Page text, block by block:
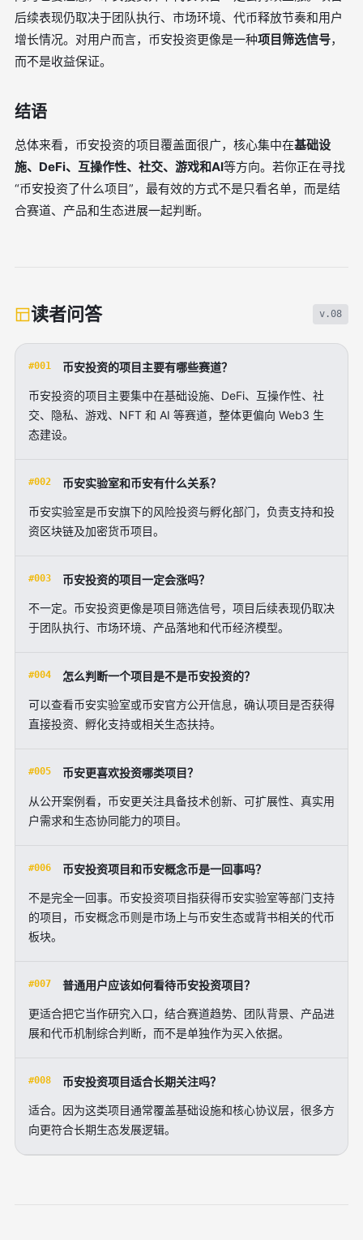
后续表现仍取决于团队执行、市场环境、代币释放节奏和用户
增长情况。对用户而言，币安投资更像是一种项目筛选信号，
而不是收益保证。
结语
总体来看，币安投资的项目覆盖面很广，核心集中在基础设
施、DeFi、互操作性、社交、游戏和AI等方向。若你正在寻找
“币安投资了什么项目”，最有效的方式不是只看名单，而是结
合赛道、产品和生态进展一起判断。
读者问答 v.08
#001 币安投资的项目主要有哪些赛道？
币安投资的项目主要集中在基础设施、DeFi、互操作性、社
交、隐私、游戏、NFT 和 AI 等赛道，整体更偏向 Web3 生
态建设。
#002 币安实验室和币安有什么关系？
币安实验室是币安旗下的风险投资与孵化部门，负责支持和投
资区块链及加密货币项目。
#003 币安投资的项目一定会涨吗？
不一定。币安投资更像是项目筛选信号，项目后续表现仍取决
于团队执行、市场环境、产品落地和代币经济模型。
#004 怎么判断一个项目是不是币安投资的？
可以查看币安实验室或币安官方公开信息，确认项目是否获得
直接投资、孵化支持或相关生态扶持。
#005 币安更喜欢投资哪类项目？
从公开案例看，币安更关注具备技术创新、可扩展性、真实用
户需求和生态协同能力的项目。
#006 币安投资项目和币安概念币是一回事吗？
不是完全一回事。币安投资项目指获得币安实验室等部门支持
的项目，币安概念币则是市场上与币安生态或背书相关的代币
板块。
#007 普通用户应该如何看待币安投资项目？
更适合把它当作研究入口，结合赛道趋势、团队背景、产品进
展和代币机制综合判断，而不是单独作为买入依据。
#008 币安投资项目适合长期关注吗？
适合。因为这类项目通常覆盖基础设施和核心协议层，很多方
向更符合长期生态发展逻辑。